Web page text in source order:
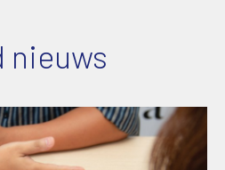
nieuws